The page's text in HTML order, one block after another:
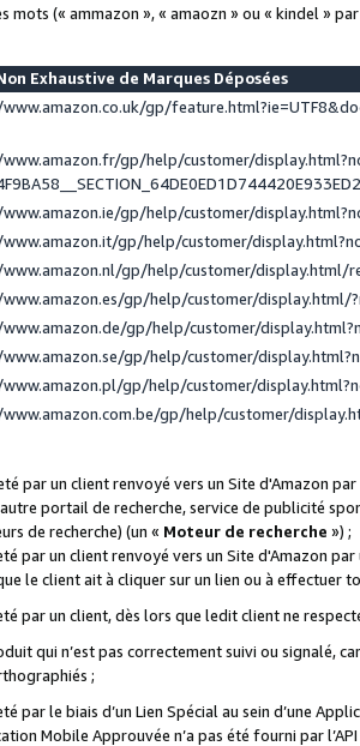
mots (« ammazon », « amaozn » ou « kindel »
Exhaustive de Marques Déposées
gp/
gp/help/customer/
gp/help/customer/
gp/help/customer/
gp/help/customer/display.html/
gp/help/customer/display.html/
gp/help/customer/
gp/help/customer/
gp/help/customer/
gp/help/customer/
par un client renvoyé vers un Site d'Amazon
portail de recherche, service de publicité
de recherche) (un « Moteur de recherche ») ;
par un client renvoyé vers un Site d'Amazon
le client ait à cliquer sur un lien ou à
par un client, dès lors que ledit client ne
qui n’est pas correctement suivi ou signalé,
;
par le biais d’un Lien Spécial au sein d’une
Mobile Approuvée n’a pas été fourni par